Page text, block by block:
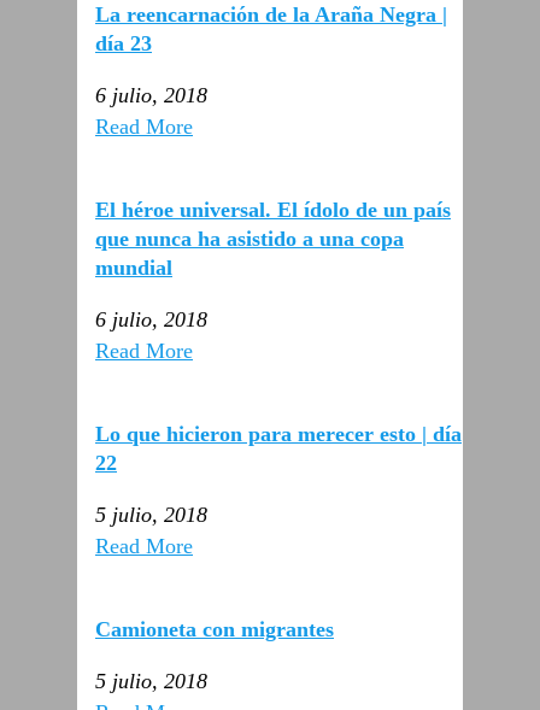
La reencarnación de la Araña Negra |
día 23
6 julio, 2018
Read More
El héroe universal. El ídolo de un país
que nunca ha asistido a una copa
mundial
6 julio, 2018
Read More
Lo que hicieron para merecer esto | día
22
5 julio, 2018
Read More
Camioneta con migrantes
5 julio, 2018